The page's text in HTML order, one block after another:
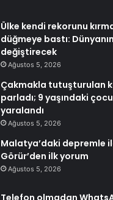
Ülke kendi rekorunu
düğmeye bastı:
değiştirecek
Ağustos 5, 2026
Çakmakla tutuşturulan
parladı; 9 yaşındaki
yaralandı
Ağustos 5, 2026
Malatya’daki depremle
Görür’den ilk yorum
Ağustos 5, 2026
Telefon olmadan